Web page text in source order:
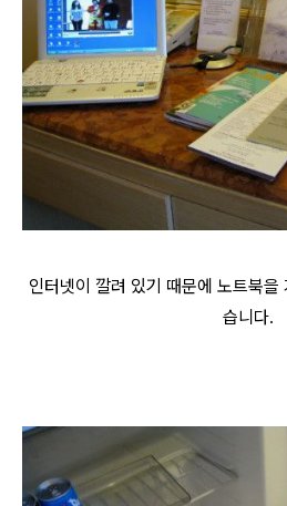
인터넷이 깔려 있기 때문에 노트북을
습니다.